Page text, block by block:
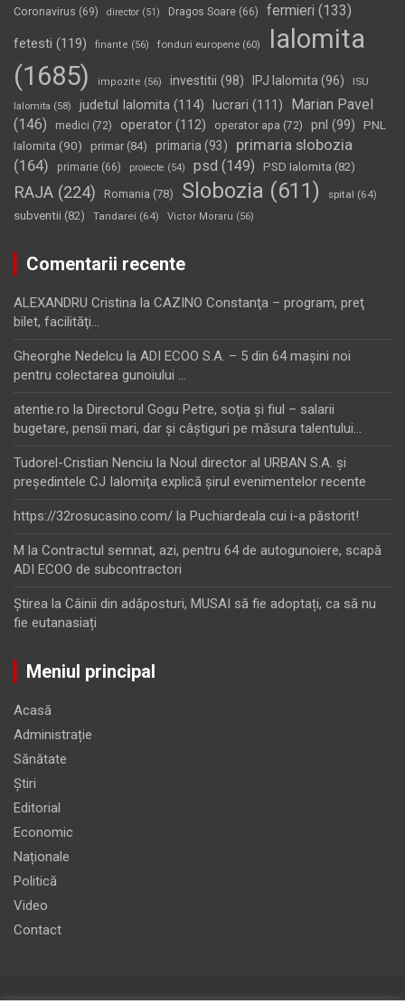
Coronavirus (69) director (51) Dragos Soare (66) fermieri (133)
fetesti (119) finante (56) fonduri europene (60)
Ialomita
(1685)
impozite (56) investitii (98) IPJ Ialomita (96) ISU
Ialomita (58) judetul Ialomita (114) lucrari (111)
Marian Pavel
(146)
medici (72) operator (112) operator apa (72) pnl (99)
PNL
Ialomita (90) primar(84) primaria (93)
primaria slobozia
(164)
primarie (66) proiecte (54) psd (149) PSD Ialomita (82)
RAJA (224) Romania (78) Slobozia (611) spital (64)
subventii (82) Tandarei (64) Victor Moraru (56)
Comentarii recente
ALEXANDRU Cristina la CAZINO Constanţa – program, preţ
bilet, facilităţi…
Gheorghe Nedelcu la ADI ECOO S.A. – 5 din 64 maşini noi
pentru colectarea gunoiului …
atentie.ro la Directorul Gogu Petre, soţia şi fiul – salarii
bugetare, pensii mari, dar şi câştiguri pe măsura talentului…
Tudorel-Cristian Nenciu la Noul director al URBAN S.A. şi
preşedintele CJ Ialomiţa explică şirul evenimentelor recente
https://32rosucasino.com/ la Puchiardeala cui i-a păstorit!
M la Contractul semnat, azi, pentru 64 de autogunoiere, scapă
ADI ECOO de subcontractori
Ştirea la Câinii din adăposturi, MUSAI să fie adoptați, ca să nu
fie eutanasiați
Meniul principal
Acasă
Administrație
Sănătate
Știri
Editorial
Economic
Naționale
Politică
Video
Contact